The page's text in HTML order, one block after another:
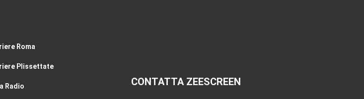
Roma
Plissettate
Radio CONTATTA ZEESCREEN